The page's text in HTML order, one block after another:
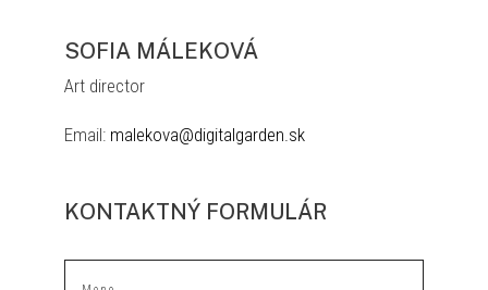
SOFIA MÁLEKOVÁ
Art director
Email: malekova@digitalgarden.sk
KONTAKTNÝ FORMULÁR